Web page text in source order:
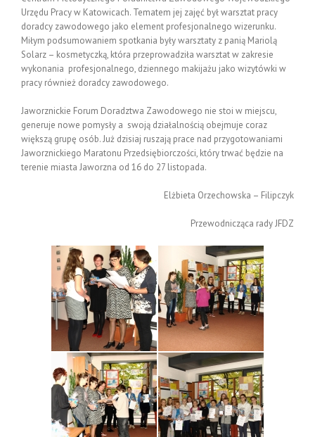
Urzędu Pracy w Katowicach. Tematem jej zajęć był warsztat pracy
doradcy zawodowego jako element profesjonalnego wizerunku.
Miłym podsumowaniem spotkania były warsztaty z panią Mariolą
Solarz – kosmetyczką, która przeprowadziła warsztat w zakresie
wykonania profesjonalnego, dziennego makijażu jako wizytówki w
pracy również doradcy zawodowego.
Jaworznickie Forum Doradztwa Zawodowego nie stoi w miejscu,
generuje nowe pomysły a swoją działalnością obejmuje coraz
większą grupę osób. Już dzisiaj ruszają prace nad przygotowaniami
Jaworznickiego Maratonu Przedsiębiorczości, który trwać będzie na
terenie miasta Jaworzna od 16 do 27 listopada.
Elżbieta Orzechowska – Filipczyk
Przewodnicząca rady JFDZ